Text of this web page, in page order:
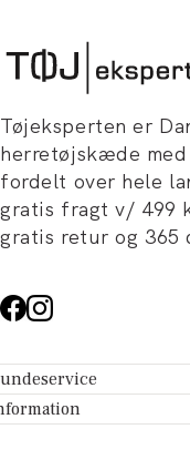
Tøjeksperten er
herretøjskæde
fordelt over hele
gratis fragt v/ 499
gratis retur og 365
-
Tøjeksperten